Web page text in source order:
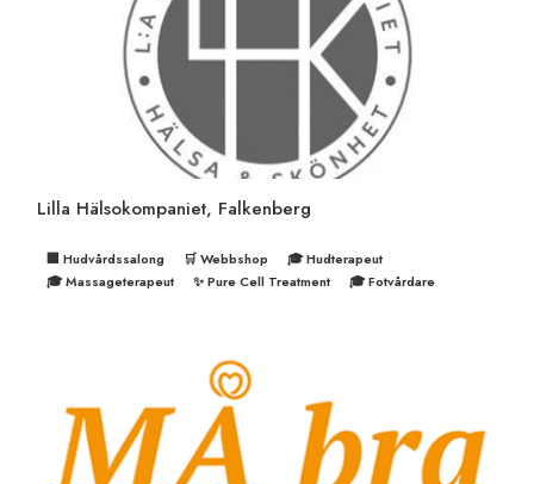
Lilla Hälsokompaniet, Falkenberg
🏢 Hudvårdssalong 🛒 Webbshop
🎓 Hudterapeut
🎓 Massageterapeut
✨ Pure Cell Treatment 🎓 Fotvårdare